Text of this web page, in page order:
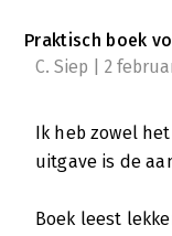
Praktisch boek
C. Siep | 2
Ik heb zowel
uitgave is de
Boek leest